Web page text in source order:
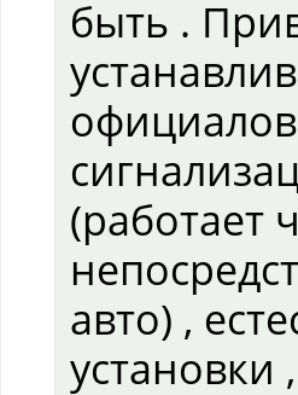
быть .
(работает
авто) ,
установки